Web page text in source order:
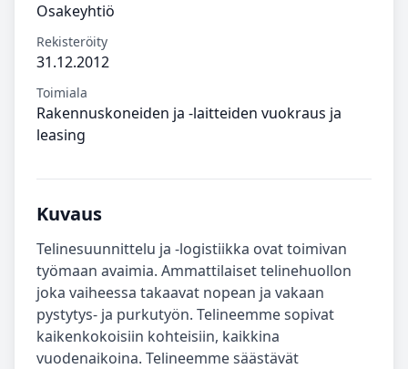
Osakeyhtiö
Rekisteröity
31.12.2012
Toimiala
Rakennuskoneiden ja -laitteiden vuokraus ja
leasing
Kuvaus
Telinesuunnittelu ja -logistiikka ovat toimivan
työmaan avaimia. Ammattilaiset telinehuollon
joka vaiheessa takaavat nopean ja vakaan
pystytys- ja purkutyön. Telineemme sopivat
kaikenkokoisiin kohteisiin, kaikkina
vuodenaikoina. Telineemme säästävät